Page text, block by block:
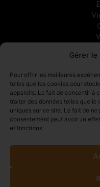
Gérer
Pour offrir les meilleures
telles que les cookies pour
appareils. Le fait de consentir à
traiter des données telles que le
uniques sur ce site. Le fait de
consentement peut avoir un
et fonctions.
SOCIAL